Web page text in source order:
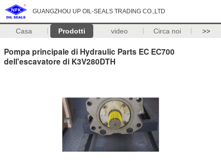
GUANGZHOU UP OIL-SEALS TRADING CO.,LTD
Casa Prodotti video Circa noi >>
Pompa principale di Hydraulic Parts EC EC700
dell'escavatore di K3V280DTH